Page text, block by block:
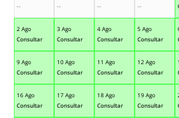
--
--
--
--
2 Ago
Consultar
3 Ago
Consultar
4 Ago
Consultar
5 Ago
Consultar
9 Ago
Consultar
10 Ago
Consultar
11 Ago
Consultar
12 Ago
Consultar
16 Ago
Consultar
17 Ago
Consultar
18 Ago
Consultar
19 Ago
Consultar